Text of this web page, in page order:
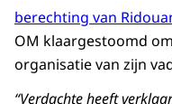
berechting van
OM klaargestoomd
organisatie van zijn
“Verdachte heeft